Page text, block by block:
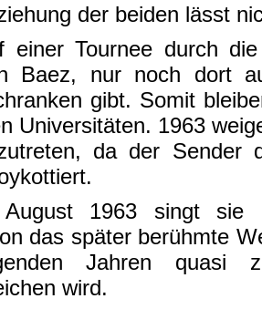
der beiden lässt
einer Tournee durch
Baez, nur noch dort
gibt. Somit
Universitäten. 1963
da der Sender
1963 singt sie
das später berühmte
Jahren quasi
wird.